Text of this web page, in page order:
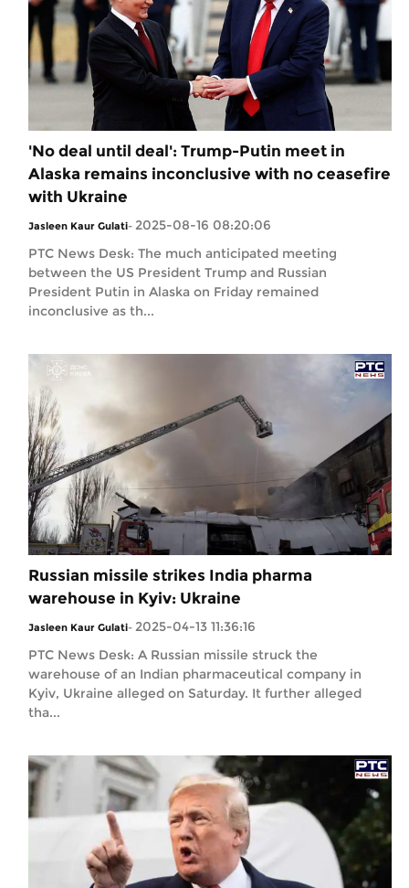
'No deal until deal': Trump-Putin meet in
Alaska remains inconclusive with no ceasefire
with Ukraine
Jasleen Kaur Gulati- 2025-08-16 08:20:06
PTC News Desk: The much anticipated meeting
between the US President Trump and Russian
President Putin in Alaska on Friday remained
inconclusive as th...
Russian missile strikes India pharma
warehouse in Kyiv: Ukraine
Jasleen Kaur Gulati- 2025-04-13 11:36:16
PTC News Desk: A Russian missile struck the
warehouse of an Indian pharmaceutical company in
Kyiv, Ukraine alleged on Saturday. It further alleged
tha...